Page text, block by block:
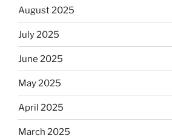
August 2025
July 2025
June 2025
May 2025
April 2025
March 2025